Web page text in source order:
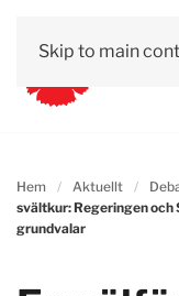
Skip to main
Hem Aktuellt
svältkur: Regeringen och
grundvalar